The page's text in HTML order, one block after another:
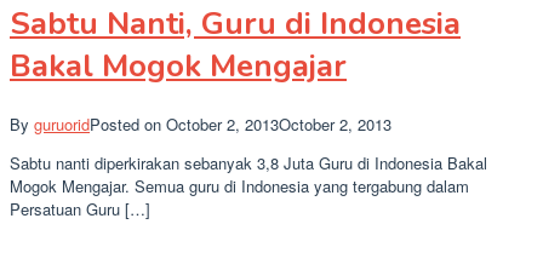
Sabtu Nanti, Guru di Indonesia
Bakal Mogok Mengajar
By guruoridPosted on October 2, 2013October 2, 2013
Sabtu nanti diperkirakan sebanyak 3,8 Juta Guru di Indonesia Bakal
Mogok Mengajar. Semua guru di Indonesia yang tergabung dalam
Persatuan Guru […]